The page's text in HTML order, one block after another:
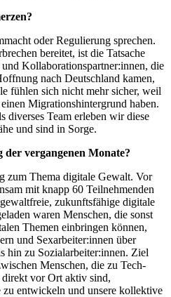
oder Regulierung sprechen.
bereitet, ist die Tatsache
Kollaborationspartner:innen, die
nach Deutschland kamen,
fühlen sich nicht mehr sicher, weil
Migrationshintergrund haben.
diverses Team erleben wir diese
und sind in Sorge.
vergangenen Monate?
zum Thema digitale Gewalt. Vor
mit knapp 60 Teilnehmenden
zukunftsfähige digitale
waren Menschen, die sonst
Themen einbringen können,
und Sexarbeiter:innen über
hin zu Sozialarbeiter:innen. Ziel
Menschen, die zu Tech-
vor Ort aktiv sind,
zu entwickeln und unsere kollektive